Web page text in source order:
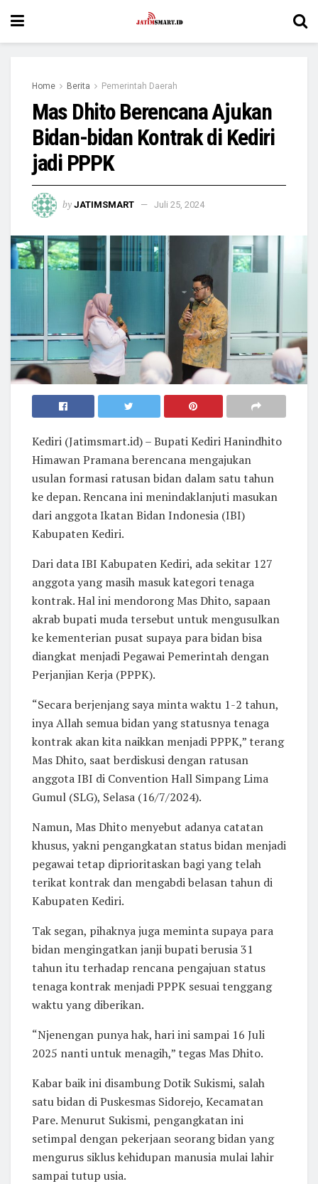
Home Berita Pemerintah Daerah
Mas Dhito Berencana Ajukan
Bidan-bidan Kontrak di Kediri
jadi PPPK
by JATIMSMART Juli 25, 2024
Kediri (Jatimsmart.id) – Bupati Kediri Hanindhito
Himawan Pramana berencana mengajukan
usulan formasi ratusan bidan dalam satu tahun
ke depan. Rencana ini menindaklanjuti masukan
dari anggota Ikatan Bidan Indonesia (IBI)
Kabupaten Kediri.
Dari data IBI Kabupaten Kediri, ada sekitar 127
anggota yang masih masuk kategori tenaga
kontrak. Hal ini mendorong Mas Dhito, sapaan
akrab bupati muda tersebut untuk mengusulkan
ke kementerian pusat supaya para bidan bisa
diangkat menjadi Pegawai Pemerintah dengan
Perjanjian Kerja (PPPK).
“Secara berjenjang saya minta waktu 1-2 tahun,
inya Allah semua bidan yang statusnya tenaga
kontrak akan kita naikkan menjadi PPPK,” terang
Mas Dhito, saat berdiskusi dengan ratusan
anggota IBI di Convention Hall Simpang Lima
Gumul (SLG), Selasa (16/7/2024).
Namun, Mas Dhito menyebut adanya catatan
khusus, yakni pengangkatan status bidan menjadi
pegawai tetap diprioritaskan bagi yang telah
terikat kontrak dan mengabdi belasan tahun di
Kabupaten Kediri.
Tak segan, pihaknya juga meminta supaya para
bidan mengingatkan janji bupati berusia 31
tahun itu terhadap rencana pengajuan status
tenaga kontrak menjadi PPPK sesuai tenggang
waktu yang diberikan.
“Njenengan punya hak, hari ini sampai 16 Juli
2025 nanti untuk menagih,” tegas Mas Dhito.
Kabar baik ini disambung Dotik Sukismi, salah
satu bidan di Puskesmas Sidorejo, Kecamatan
Pare. Menurut Sukismi, pengangkatan ini
setimpal dengan pekerjaan seorang bidan yang
mengurus siklus kehidupan manusia mulai lahir
sampai tutup usia.